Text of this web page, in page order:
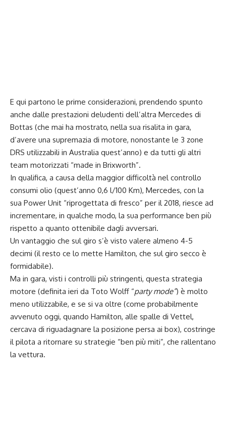
E qui partono le prime considerazioni, prendendo spunto
anche dalle prestazioni deludenti dell’altra Mercedes di
Bottas (che mai ha mostrato, nella sua risalita in gara,
d’avere una supremazia di motore, nonostante le 3 zone
DRS utilizzabili in Australia quest’anno) e da tutti gli altri
team motorizzati “made in Brixworth”.
In qualifica, a causa della maggior difficoltà nel controllo
consumi olio (quest’anno 0,6 l/100 Km), Mercedes, con la
sua Power Unit “riprogettata di fresco” per il 2018, riesce ad
incrementare, in qualche modo, la sua performance ben più
rispetto a quanto ottenibile dagli avversari.
Un vantaggio che sul giro s’è visto valere almeno 4-5
decimi (il resto ce lo mette Hamilton, che sul giro secco è
formidabile).
Ma in gara, visti i controlli più stringenti, questa strategia
motore (definita ieri da Toto Wolff “party mode”) è molto
meno utilizzabile, e se si va oltre (come probabilmente
avvenuto oggi, quando Hamilton, alle spalle di Vettel,
cercava di riguadagnare la posizione persa ai box), costringe
il pilota a ritornare su strategie “ben più miti”, che rallentano
la vettura.